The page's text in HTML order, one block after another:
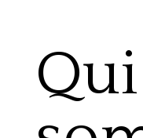
Qui